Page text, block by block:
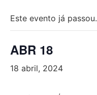
Este evento já passou.
ABR 18
18 abril, 2024